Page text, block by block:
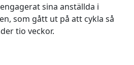
sina anställda i
som gått ut på att cykla så
tio veckor.